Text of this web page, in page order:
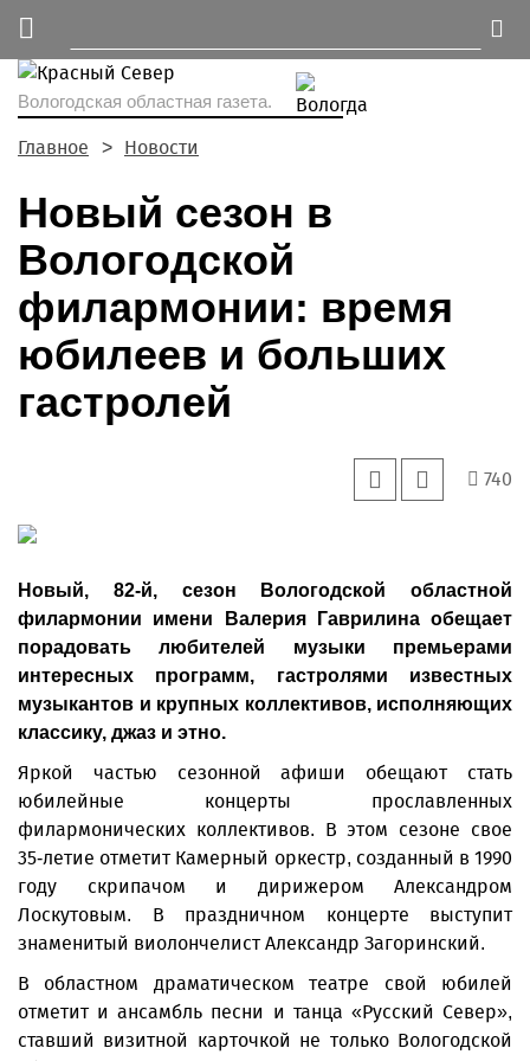
Вологодская областная газета.
Главное Новости
Новый сезон в
Вологодской
филармонии: время
юбилеев и больших
гастролей
740
Новый, 82-й, сезон Вологодской областной
филармонии имени Валерия Гаврилина обещает
порадовать любителей музыки премьерами
интересных программ, гастролями известных
музыкантов и крупных коллективов, исполняющих
классику, джаз и этно.
Яркой частью сезонной афиши обещают стать
юбилейные концерты прославленных
филармонических коллективов. В этом сезоне свое
35-летие отметит Камерный оркестр, созданный в 1990
году скрипачом и дирижером Александром
Лоскутовым. В праздничном концерте выступит
знаменитый виолончелист Александр Загоринский.
В областном драматическом театре свой юбилей
отметит и ансамбль песни и танца «Русский Север»,
ставший визитной карточкой не только Вологодской